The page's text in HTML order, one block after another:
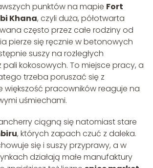
punktów na mapie Fort
Khana, czyli duża, półotwarta
często przez całe rodziny od
pierze się ręcznie w betonowych
suszy na rozległych
pali kokosowych. To miejsce pracy, a
trzeba poruszać się z
większość pracowników reaguje na
uśmiechami.
ciągną się natomiast stare
, których zapach czuć z daleka.
się i suszy przyprawy, a w
działają małe manufaktury